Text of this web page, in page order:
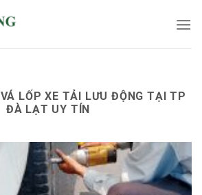
VÁ LỐP XE TẢI LƯU ĐỘNG TẠI TP
ĐÀ LẠT UY TÍN